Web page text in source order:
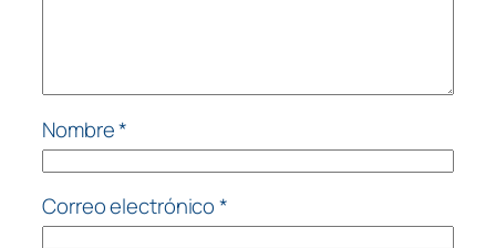
Nombre*
Correo electrónico*